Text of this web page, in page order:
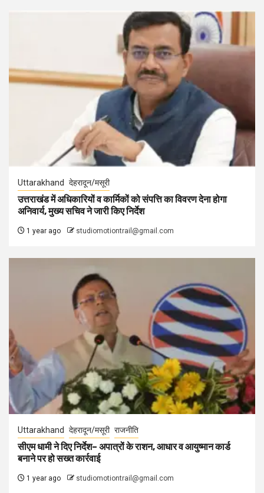
Uttarakhand देहरादून/मसूरी
उत्तराखंड में अधिकारियों व कार्मिकों को संपत्ति का विवरण देना होगा
अनिवार्य, मुख्य सचिव ने जारी किए निर्देश
1 year ago studiomotiontrail@gmail.com
Uttarakhand देहरादून/मसूरी राजनीति
सीएम धामी ने दिए निर्देश– अपात्रों के राशन, आधार व आयुष्मान कार्ड
बनाने पर हो सख्त कार्रवाई
1 year ago studiomotiontrail@gmail.com